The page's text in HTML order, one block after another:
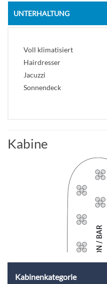
UNTERHALTUNG
Voll klimatisiert
Hairdresser
Jacuzzi
Sonnendeck
Kabine
Kabinenkategorie